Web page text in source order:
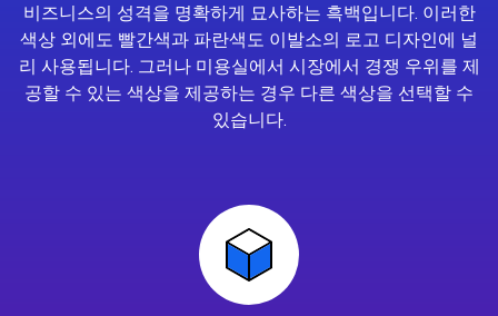
비즈니스의 성격을 명확하게 묘사하는 흑백입니다. 이러한
색상 외에도 빨간색과 파란색도 이발소의 로고 디자인에 널
리 사용됩니다. 그러나 미용실에서 시장에서 경쟁 우위를 제
공할 수 있는 색상을 제공하는 경우 다른 색상을 선택할 수
있습니다.